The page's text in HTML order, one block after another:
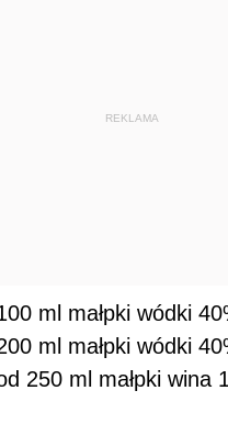
REKLAMA
ml małpki wódki
ml małpki wódki
250 ml małpki wina